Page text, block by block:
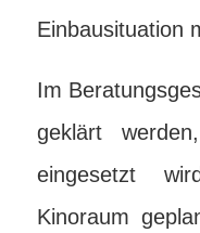
Einbausituation
Im
geklärt
eingesetzt
Kinoraum